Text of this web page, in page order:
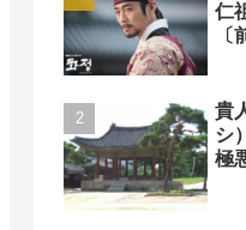
仁
〔
貴
シ
極